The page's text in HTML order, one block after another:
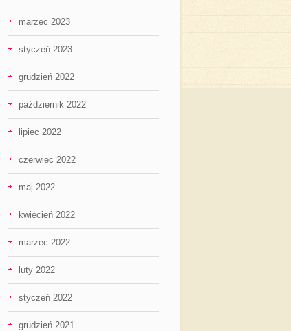
marzec 2023
styczeń 2023
grudzień 2022
październik 2022
lipiec 2022
czerwiec 2022
maj 2022
kwiecień 2022
marzec 2022
luty 2022
styczeń 2022
grudzień 2021